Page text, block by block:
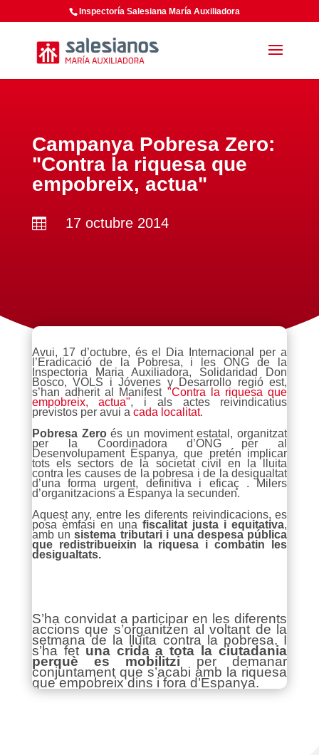
Inspectoría Salesiana María Auxiliadora
Campanya Pobresa Zero:
"Contra la riquesa que
empobreix, actua"
 17 octubre 2014
Avui, 17 d’octubre, és el Dia Internacional per a
l’Eradicació de la Pobresa, i les ONG de la
Inspectoria Maria Auxiliadora, Solidaridad Don
Bosco, VOLS i Jóvenes y Desarrollo regió est,
s’han adherit al Manifest "Contra la riquesa que
empobreix, actua", i als actes reivindicatius
previstos per avui a cada localitat.
Pobresa Zeroés un moviment estatal, organitzat
per la Coordinadora d’ONG per al
Desenvolupament Espanya, que pretén implicar
tots els sectors de la societat civil en la lluita
contra les causes de la pobresa i de la desigualtat
d’una forma urgent, definitiva i eficaç . Milers
d’organitzacions a Espanya la secunden.
Aquest any, entre les diferents reivindicacions, es
posa èmfasi en unafiscalitat justa i equitativa,
amb unsistema tributari i una despesa pública
que redistribueixin la riquesa i combatin les
desigualtats.
S’ha convidat a participar en les diferents
accions que s’organitzen al voltant de la
setmana de la lluita contra la pobresa. I
s’ha fet una crida a tota la ciutadania
perquè es mobilitzi per demanar
conjuntament que s’acabi amb la riquesa
que empobreix dins i fora d’Espanya.